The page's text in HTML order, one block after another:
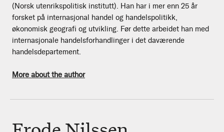
(Norsk utenrikspolitisk institutt). Han har i mer enn 25 år
forsket på internasjonal handel og handelspolitikk,
økonomisk geografi og utvikling. Før dette arbeidet han med
internasjonale handelsforhandlinger i det daværende
handelsdepartement.
More about the author